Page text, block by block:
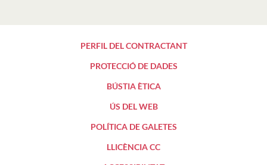
PERFIL DEL CONTRACTANT
PROTECCIÓ DE DADES
BÚSTIA ÈTICA
ÚS DEL WEB
POLÍTICA DE GALETES
LLICÈNCIA CC